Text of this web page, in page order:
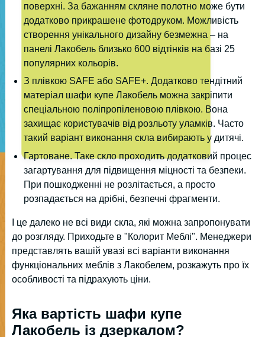
поверхні. За бажанням скляне полотно може бути
додатково прикрашене фотодруком. Можливість
створення унікального дизайну безмежна – на
панелі Лакобель близько 600 відтінків на базі 25
популярних кольорів.
З плівкою SAFE або SAFE+. Додатково тендітний
матеріал шафи купе Лакобель можна закріпити
спеціальною поліпропіленовою плівкою. Вона
захищає користувачів від розльоту уламків. Часто
такий варіант виконання скла вибирають у дитячі.
Гартоване. Таке скло проходить додатковий процес
загартування для підвищення міцності та безпеки.
При пошкодженні не розлітається, а просто
розпадається на дрібні, безпечні фрагменти.
І це далеко не всі види скла, які можна запропонувати
до розгляду. Приходьте в "Колорит Меблі". Менеджери
представлять вашій увазі всі варіанти виконання
функціональних меблів з Лакобелем, розкажуть про їх
особливості та підрахують ціни.
Яка вартість шафи купе
Лакобель із дзеркалом?